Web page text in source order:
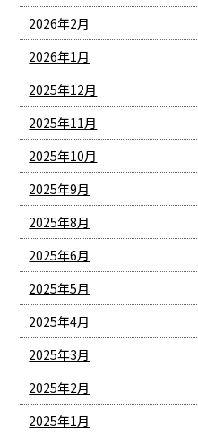
2026年2月
2026年1月
2025年12月
2025年11月
2025年10月
2025年9月
2025年8月
2025年6月
2025年5月
2025年4月
2025年3月
2025年2月
2025年1月